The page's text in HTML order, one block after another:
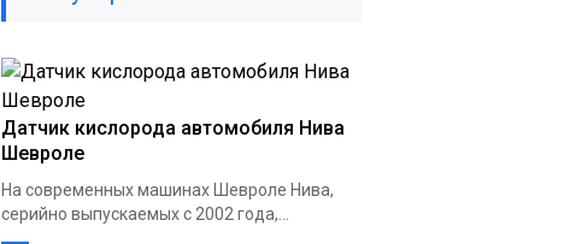
Датчик кислорода автомобиля Нива
Шевроле
На современных машинах Шевроле Нива,
серийно выпускаемых с 2002 года,...